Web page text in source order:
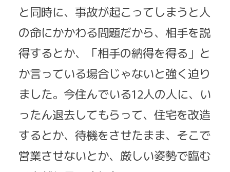
と同時に、事故が起こってしまうと人
の命にかかわる問題だから、相手を説
得するとか、「相手の納得を得る」と
か言っている場合じゃないと強く迫り
ました。今住んでいる12人の人に、い
ったん退去してもらって、住宅を改造
するとか、待機をさせたまま、そこで
営業させないとか、厳しい姿勢で臨む